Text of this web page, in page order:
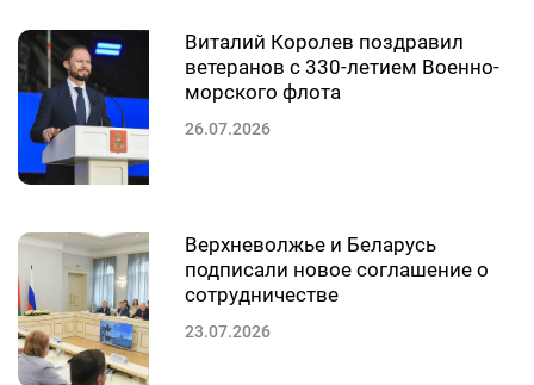
Виталий Королев поздравил
ветеранов с 330-летием Военно-
морского флота
26.07.2026
Верхневолжье и Беларусь
подписали новое соглашение о
сотрудничестве
23.07.2026